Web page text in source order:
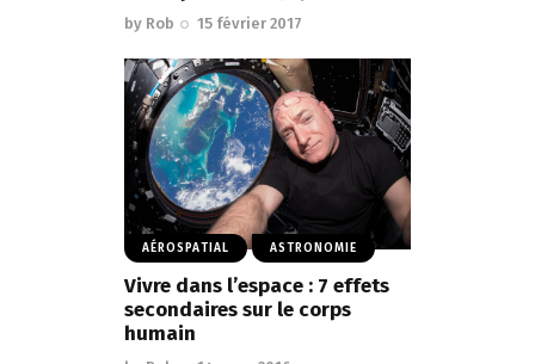
by Rob 15 février 2017
AÉROSPATIAL ASTRONOMIE
Vivre dans l’espace : 7 effets
secondaires sur le corps
humain